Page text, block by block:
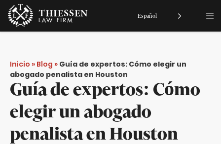
Inicio » Blog » Guía de expertos: Cómo elegir un
abogado penalista en Houston
Guía de expertos: Cómo
elegir un abogado
penalista en Houston
Español